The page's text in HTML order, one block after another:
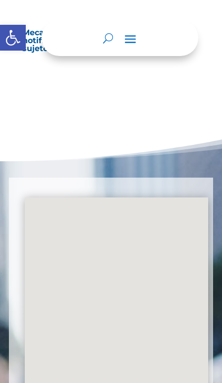
Abrir barra de herramientas
Mecanismos internos de supervisión,
notificación y vigilancia pertinente del
sujeto obligado